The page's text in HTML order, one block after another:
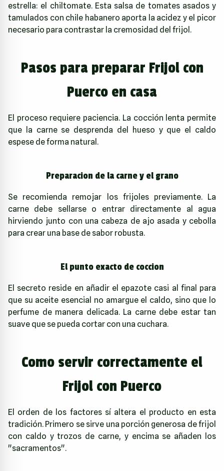
estrella: el chiltomate. Esta salsa de tomates asados y
tamulados con chile habanero aporta la acidez y el picor
necesario para contrastar la cremosidad del frijol.
Pasos para preparar Frijol con
Puerco en casa
El proceso requiere paciencia. La cocción lenta permite
que la carne se desprenda del hueso y que el caldo
espese de forma natural.
Preparacion de la carne y el grano
Se recomienda remojar los frijoles previamente. La
carne debe sellarse o entrar directamente al agua
hirviendo junto con una cabeza de ajo asada y cebolla
para crear una base de sabor robusta.
El punto exacto de coccion
El secreto reside en añadir el epazote casi al final para
que su aceite esencial no amargue el caldo, sino que lo
perfume de manera delicada. La carne debe estar tan
suave que se pueda cortar con una cuchara.
Como servir correctamente el
Frijol con Puerco
El orden de los factores sí altera el producto en esta
tradición. Primero se sirve una porción generosa de frijol
con caldo y trozos de carne, y encima se añaden los
"sacramentos".